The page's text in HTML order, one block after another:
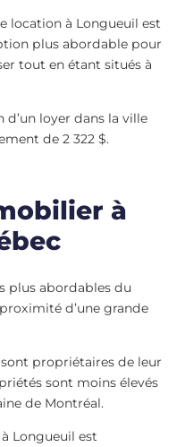
location à Longueuil est
plus abordable pour
tout en étant situés à
loyer dans la ville
de 2 322 $.
à
plus abordables du
d’une grande
propriétaires de leur
sont moins élevés
de Montréal.
Longueuil est